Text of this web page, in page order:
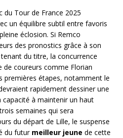
du Tour de France 2025
un équilibre subtil entre favoris
éclosion. Si Remco
des pronostics grâce à son
du titre, la concurrence
de coureurs comme Florian
premières étapes, notamment le
rapidement dessiner une
capacité à maintenir un haut
semaines qui sera
du départ de Lille, le suspense
du futur meilleur jeune de cette